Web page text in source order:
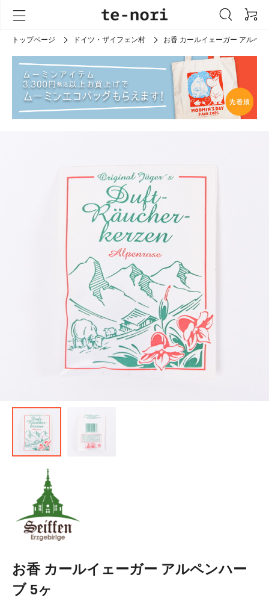
トップページ ドイツ・ザイフェン村 お香 カールイェーガー アルペ
お香 カールイェーガー アルペンハー
ブ 5ヶ